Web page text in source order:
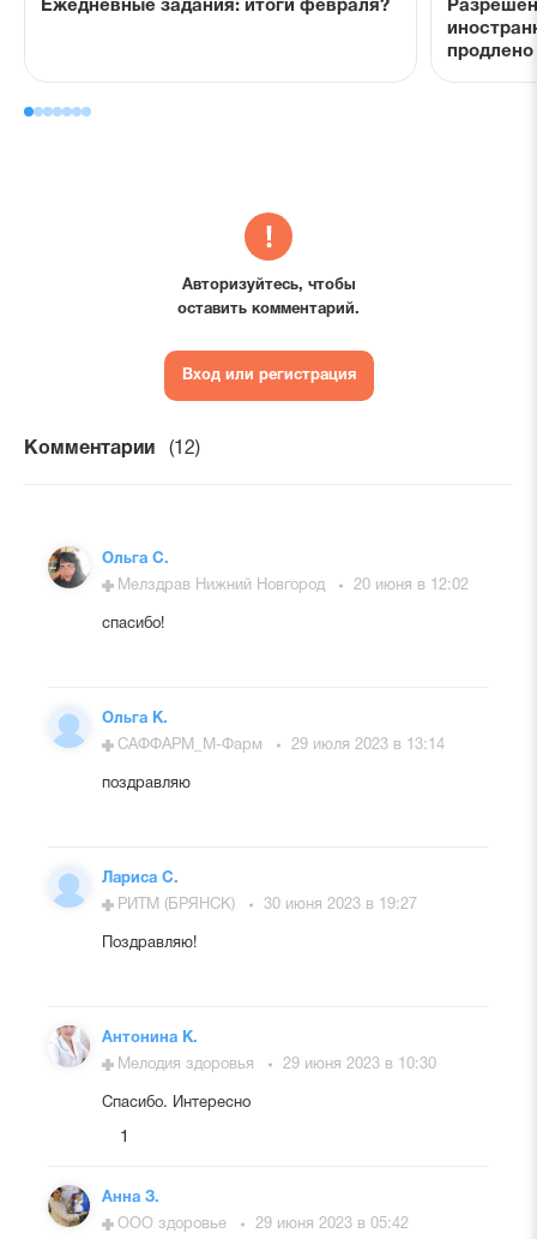
Ежедневные задания: итоги февраля?
продлено
Авторизуйтесь, чтобы
оставить комментарий.
Вход или регистрация
Комментарии (12)
Ольга С.
Мелздрав Нижний Новгород
20 июня в 12:02
спасибо!
Ольга К.
САФФАРМ_М-Фарм
29 июля 2023 в 13:14
поздравляю
Лариса С.
РИТМ (БРЯНСК)
30 июня 2023 в 19:27
Поздравляю!
Антонина К.
Мелодия здоровья
29 июня 2023 в 10:30
Спасибо. Интересно
1
Анна З.
ООО здоровье
29 июня 2023 в 05:42